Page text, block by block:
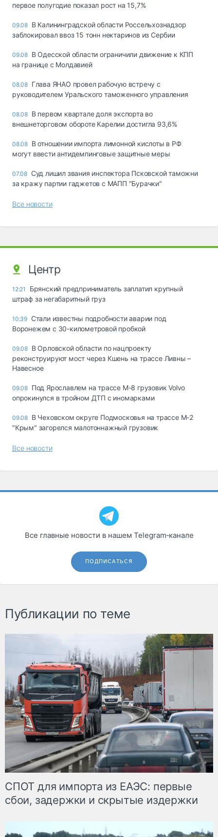
первое полугодие показал рост на 15,7%
09.08 В Калининградской области Россельхознадзор
заблокировал ввоз 15 тонн нектаринов из Сербии
09.08 В Одесской области ограничили движение к КПП
на границе с Молдавией
08.08 Глава ЯНАО провел рабочую встречу с
руководителем Уральского таможенного управления
08.08 В первом квартале доля экспорта во
внешнеторговом обороте Карелии достигла 93,6%
08.08 В отношении импорта лимонной кислоты в РФ
могут ввести антидемпинговые защитные меры
07.08 Суд лишил звания инспектора Псковской таможни
за кражу партии гаджетов с МАПП "Бурачки"
Все новости
Центр
12:21
Брянский предприниматель заплатил крупный
штраф за негабаритный груз
10:39 Стали известны подробности аварии под
Воронежем с 30-километровой пробкой
09.08 В Орловской области по нацпроекту
реконструируют мост через Кшень на трассе Ливны –
Навесное
09.08 Под Ярославлем на трассе М-8 грузовик Volvo
опрокинулся в тройном ДТП с иномарками
09.08 В Чеховском округе Подмосковья на трассе М-2
"Крым" загорелся малотоннажный грузовик
Все новости
Все главные новости в нашем Telegram‑канале
ПОДПИСАТЬСЯ
Публикации по теме
СПОТ для импорта из ЕАЭС: первые
сбои, задержки и скрытые издержки